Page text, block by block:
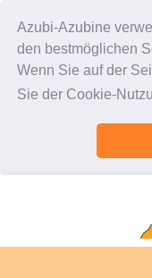
Azubi-Azubine
den bestmöglichen
Wenn Sie auf der
Sie der Cookie-